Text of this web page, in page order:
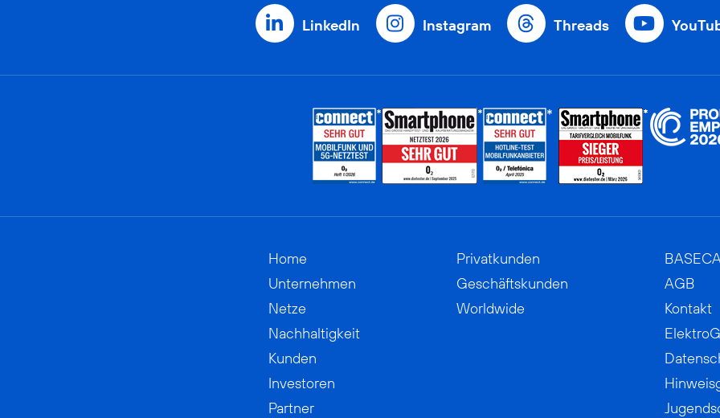
LinkedIn Instagram Threads
Home
Unternehmen
Netze
Nachhaltigkeit
Kunden
Investoren
Partner
Privatkunden
Geschäftskunden
Worldwide
AGB
Kontakt